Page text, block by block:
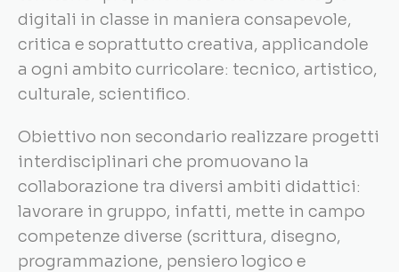
digitali in classe in maniera consapevole,
critica e soprattutto creativa, applicandole
a ogni ambito curricolare: tecnico, artistico,
culturale, scientifico.
Obiettivo non secondario realizzare progetti
interdisciplinari che promuovano la
collaborazione tra diversi ambiti didattici:
lavorare in gruppo, infatti, mette in campo
competenze diverse (scrittura, disegno,
programmazione, pensiero logico e